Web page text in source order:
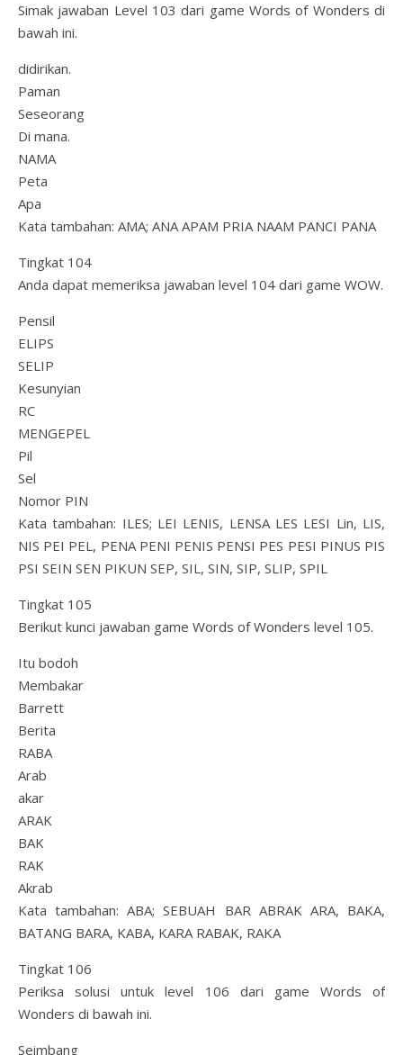
Simak jawaban Level 103 dari game Words of Wonders di
bawah ini.
didirikan.
Paman
Seseorang
Di mana.
NAMA
Peta
Apa
Kata tambahan: AMA; ANA APAM PRIA NAAM PANCI PANA
Tingkat 104
Anda dapat memeriksa jawaban level 104 dari game WOW.
Pensil
ELIPS
SELIP
Kesunyian
RC
MENGEPEL
Pil
Sel
Nomor PIN
Kata tambahan: ILES; LEI LENIS, LENSA LES LESI Lin, LIS,
NIS PEI PEL, PENA PENI PENIS PENSI PES PESI PINUS PIS
PSI SEIN SEN PIKUN SEP, SIL, SIN, SIP, SLIP, SPIL
Tingkat 105
Berikut kunci jawaban game Words of Wonders level 105.
Itu bodoh
Membakar
Barrett
Berita
RABA
Arab
akar
ARAK
BAK
RAK
Akrab
Kata tambahan: ABA; SEBUAH BAR ABRAK ARA, BAKA,
BATANG BARA, KABA, KARA RABAK, RAKA
Tingkat 106
Periksa solusi untuk level 106 dari game Words of
Wonders di bawah ini.
Seimbang